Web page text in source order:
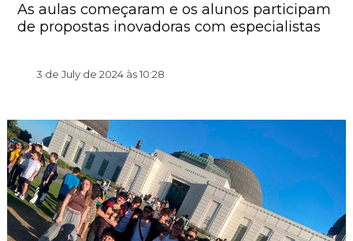
As aulas começaram e os alunos participam
de propostas inovadoras com especialistas
3 de July de 2024 às 10:28